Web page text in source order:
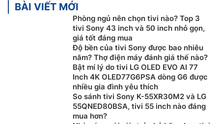
BÀI VIẾT MỚI
Phòng ngủ nên chọn tivi nào? Top 3
tivi Sony 43 inch và 50 inch nhỏ gọn,
giá tốt đáng mua
Độ bền của tivi Sony được bao nhiêu
năm? Thợ điện máy đánh giá thế nào?
Bật mí lý do tivi LG OLED EVO AI 77
Inch 4K OLED77G6PSA dòng G6 được
nhiều gia đình yêu thích
So sánh tivi Sony K-55XR30M2 và LG
55QNED80BSA, tivi 55 inch nào đáng
mua hơn?